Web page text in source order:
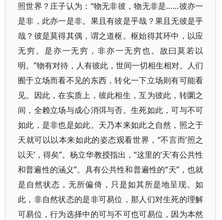
照世界？庄子认为：“物无非彼，物无非是……彼亦一
是非，此亦一是非。果且有彼是乎哉？果且无彼是乎
哉？彼是莫得其偶，谓之道枢。枢始得其环中，以应
无穷。是亦一无穷，非亦一无穷也。故曰莫若以
明。”物有对待，人有彼此，世间一切相生相对。人们
囿于立场而看不见的东西，转化一下立场则有可能看
见。因此，在实质上，彼此相生，互为彼此，转圜之
间，全赖立场与成心消弭与否。生死如此，可与不可
如此，是非也是如此。天乃本来如此之自然，照之于
天就可以以本来如此的姿态观看世界，“不言而‘照之
以天’，得矣”。杨立华教授指出，“这里的‘天’有公共性
和普遍性的涵义”。具有公共性和普遍性的“天”，也就
是自然状态，无所偏倚，只是如其所是地呈现。如
此，非自然状态的是非可易位，那人们对生死的理解
可易位，行为选择中的可与不可也可易位，因为本然